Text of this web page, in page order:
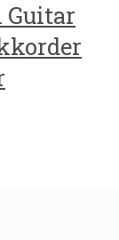
Guitar